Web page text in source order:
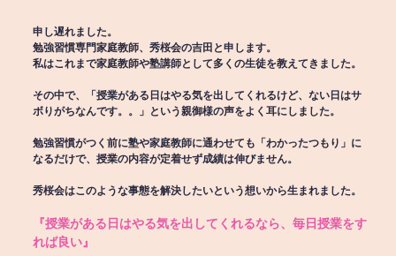
申し遅れました。
勉強習慣専門家庭教師、秀桜会の吉田と申します。
私はこれまで家庭教師や塾講師として多くの生徒を教えてきました。
その中で、「授業がある日はやる気を出してくれるけど、ない日はサ
ボりがちなんです。。」という親御様の声をよく耳にしました。
勉強習慣がつく前に塾や家庭教師に通わせても「わかったつもり」に
なるだけで、授業の内容が定着せず成績は伸びません。
秀桜会はこのような事態を解決したいという想いから生まれました。
『授業がある日はやる気を出してくれるなら、毎日授業をす
れば良い』